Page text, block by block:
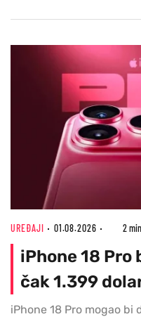
UREĐAJI 01.08.2026 2 min
iPhone 18 Pro
čak 1.399
iPhone 18 Pro mogao bi